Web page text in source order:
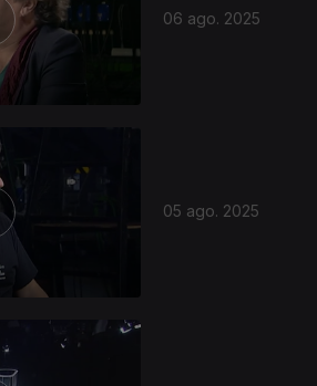
06 ago. 2025
05 ago. 2025